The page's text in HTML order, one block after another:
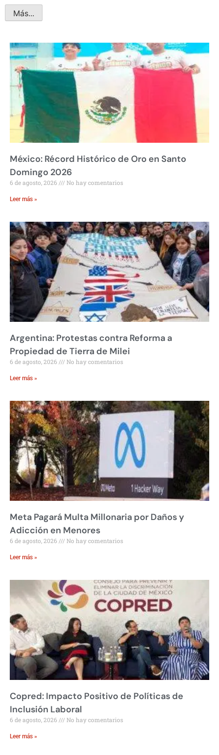
Más...
México: Récord Histórico de Oro en Santo
Domingo 2026
6 de agosto, 2026 No hay comentarios
Leer más »
Argentina: Protestas contra Reforma a
Propiedad de Tierra de Milei
6 de agosto, 2026 No hay comentarios
Leer más »
Meta Pagará Multa Millonaria por Daños y
Adicción en Menores
6 de agosto, 2026 No hay comentarios
Leer más »
Copred: Impacto Positivo de Políticas de
Inclusión Laboral
6 de agosto, 2026 No hay comentarios
Leer más »